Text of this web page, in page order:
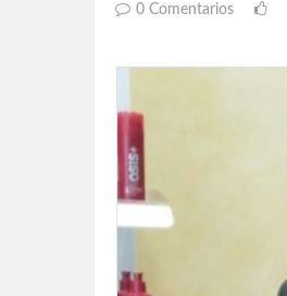
0 Comentarios